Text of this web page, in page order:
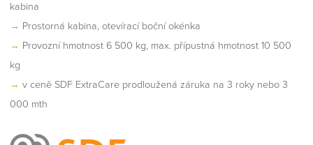
kabina
→ Prostorná kabina, otevírací boční okénka
→ Provozní hmotnost 6 500 kg, max. přípustná hmotnost 10 500
kg
→ v ceně SDF ExtraCare prodloužená záruka na 3 roky nebo 3
000 mth